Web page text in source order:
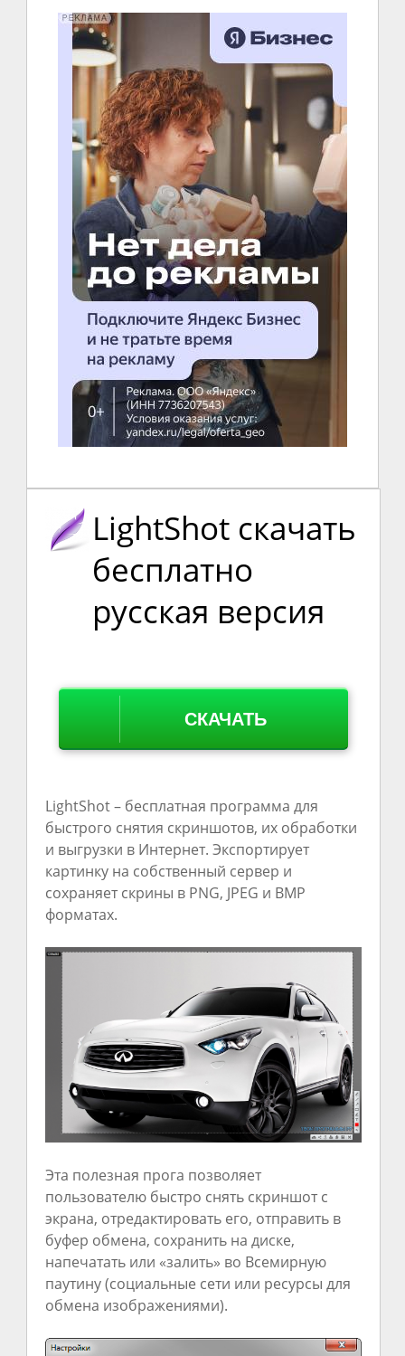
LightShot скачать
бесплатно
русская версия
СКАЧАТЬ
LightShot – бесплатная программа для
быстрого снятия скриншотов, их обработки
и выгрузки в Интернет. Экспортирует
картинку на собственный сервер и
сохраняет скрины в PNG, JPEG и BMP
форматах.
Эта полезная прога позволяет
пользователю быстро снять скриншот с
экрана, отредактировать его, отправить в
буфер обмена, сохранить на диске,
напечатать или «залить» во Всемирную
паутину (социальные сети или ресурсы для
обмена изображениями).